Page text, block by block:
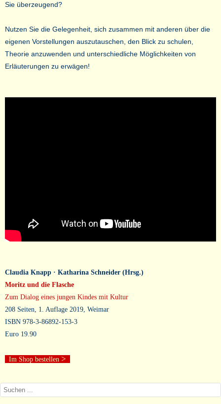
Sie überzeugend?
​Nutzen Sie die Gelegenheit, sich zusammen mit anderen über die
eigenen Vorstellungen auszutauschen, den Blick zu schulen,
Theorie anzuwenden und unterschiedliche Möglichkeiten von
Erläuterungen zu erwägen!
Claudia Knapp · Katharina Schneider (Hrsg.)
Moritz und die Flasche
Zum Dialog eines jungen Kindes mit Kultur
208 Seiten, 1. Auflage 2019, Weimar
ISBN 978-3-86892-153-3
Euro 19.90
Im Shop bestellen >